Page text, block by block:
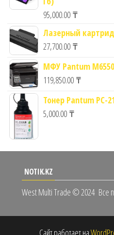
95,000.00 ₸
Лазерный
27,700.00 ₸
МФУ Pantum
119,850.00 ₸
Тонер Pantum PC-
5,000.00 ₸
NOTIK.KZ
West Multi Trade © 2024 Все
Сайт работает на